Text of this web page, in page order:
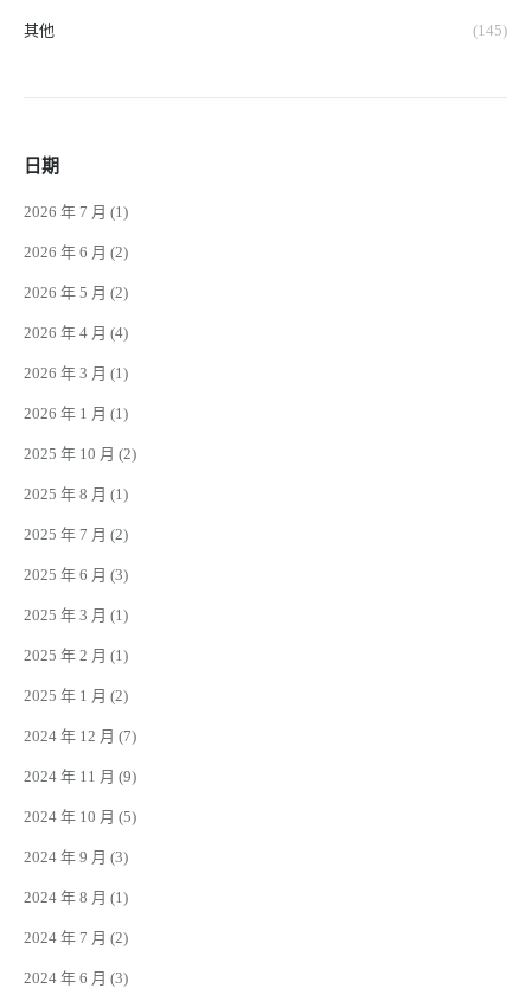
其他 (145)
日期
2026 年 7 月 (1)
2026 年 6 月 (2)
2026 年 5 月 (2)
2026 年 4 月 (4)
2026 年 3 月 (1)
2026 年 1 月 (1)
2025 年 10 月 (2)
2025 年 8 月 (1)
2025 年 7 月 (2)
2025 年 6 月 (3)
2025 年 3 月 (1)
2025 年 2 月 (1)
2025 年 1 月 (2)
2024 年 12 月 (7)
2024 年 11 月 (9)
2024 年 10 月 (5)
2024 年 9 月 (3)
2024 年 8 月 (1)
2024 年 7 月 (2)
2024 年 6 月 (3)